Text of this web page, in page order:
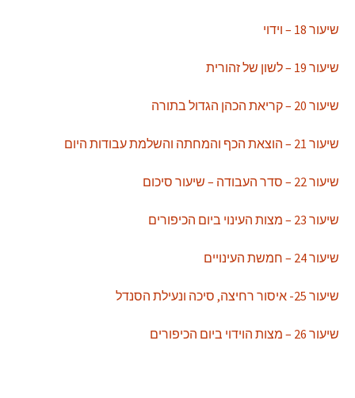
שיעור 18 – וידוי
שיעור 19 – לשון של זהורית
שיעור 20 – קריאת הכהן הגדול בתורה
שיעור 21 – הוצאת הכף והמחתה והשלמת עבודות היום
שיעור 22 – סדר העבודה – שיעור סיכום
שיעור 23 – מצות העינוי ביום הכיפורים
שיעור 24 – חמשת העינויים
שיעור 25- איסור רחיצה, סיכה ונעילת הסנדל
שיעור 26 – מצות הוידוי ביום הכיפורים